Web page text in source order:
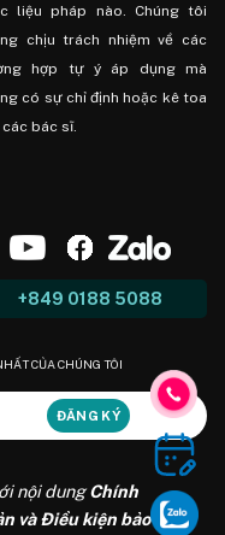
liệu pháp nào. Chúng tôi
chịu trách nhiệm về các
hợp tự ý áp dụng mà
có sự chỉ định hoặc kê toa
các bác sĩ.
+849 0188 5088
CỦA CHÚNG TÔI
nội dungChính
và Điều kiện bảo